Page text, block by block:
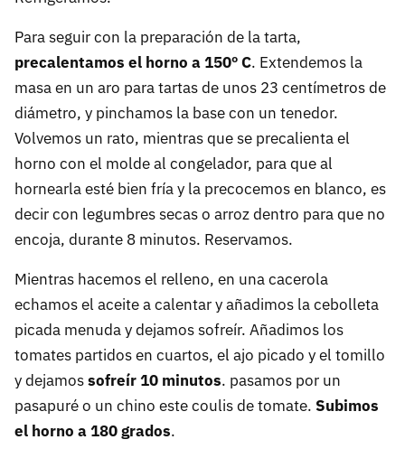
Para seguir con la preparación de la tarta,
precalentamos el horno a 150º C. Extendemos la
masa en un aro para tartas de unos 23 centímetros de
diámetro, y pinchamos la base con un tenedor.
Volvemos un rato, mientras que se precalienta el
horno con el molde al congelador, para que al
hornearla esté bien fría y la precocemos en blanco, es
decir con legumbres secas o arroz dentro para que no
encoja, durante 8 minutos. Reservamos.
Mientras hacemos el relleno, en una cacerola
echamos el aceite a calentar y añadimos la cebolleta
picada menuda y dejamos sofreír. Añadimos los
tomates partidos en cuartos, el ajo picado y el tomillo
y dejamossofreír 10 minutos. pasamos por un
pasapuré o un chino este coulis de tomate. Subimos
el horno a 180 grados.